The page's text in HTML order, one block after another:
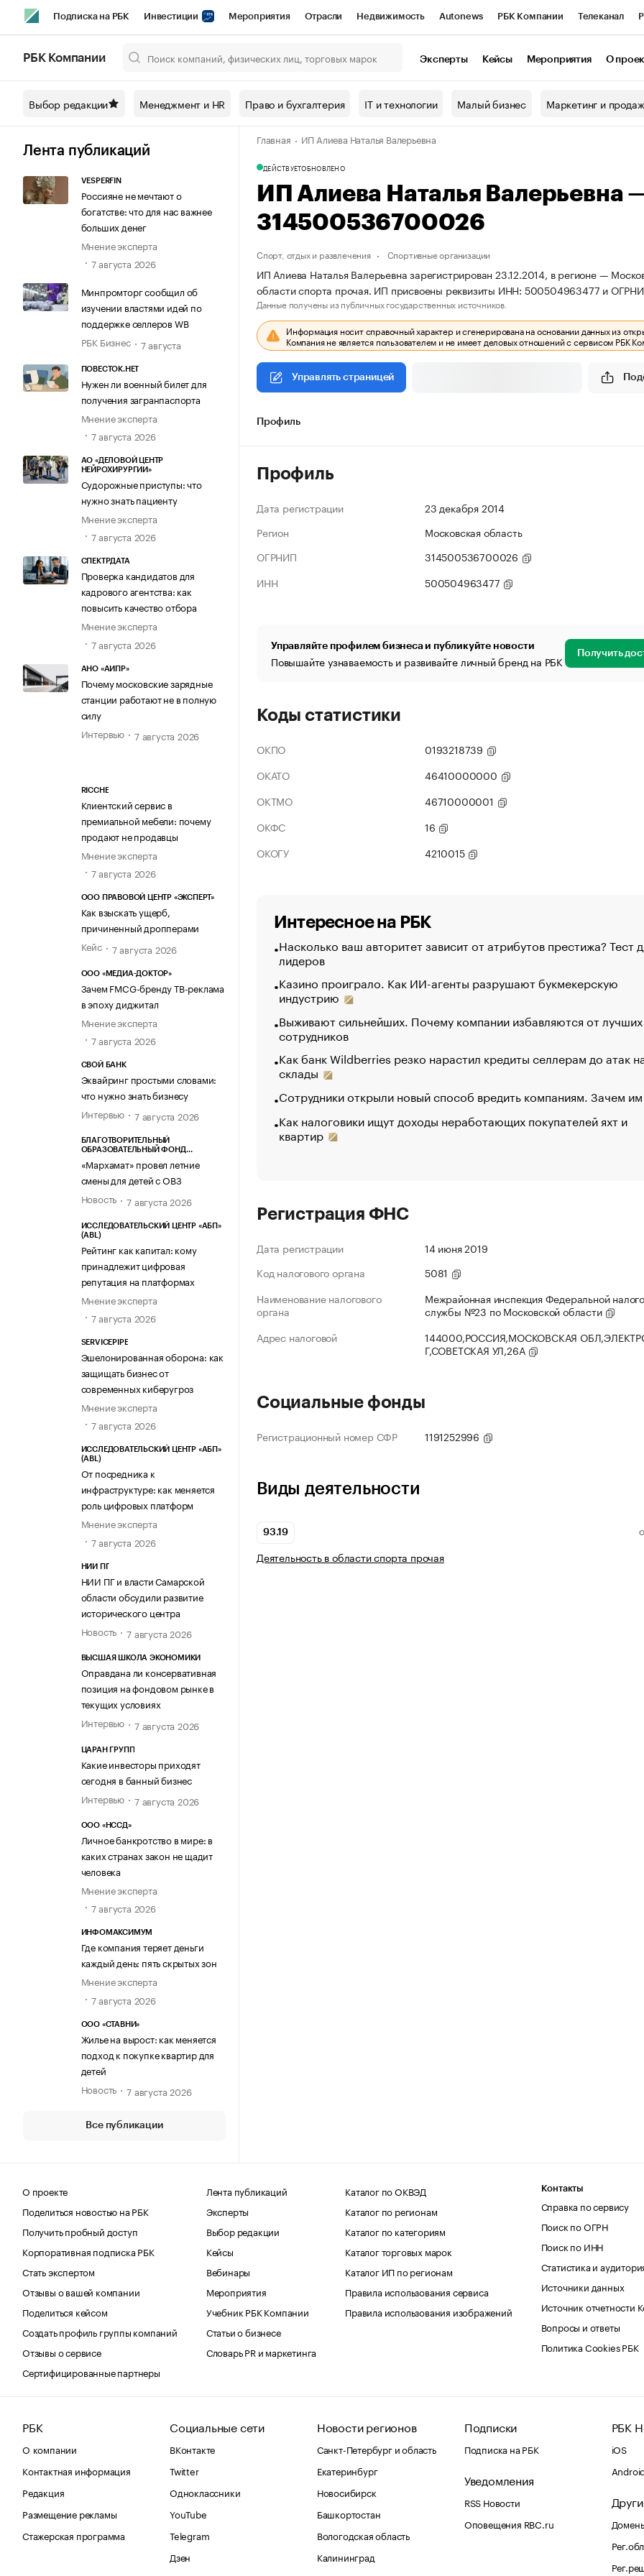
Подписка на РБК Инвестиции Мероприятия Отрасли Недвижимость Autonews РБК Компании Телеканал
Спецпроекты СПб Конференции СПб Спецпроекты Проверка контрагентов
Технологии и медиа Рынок наличной валюты
РБК Компании Эксперты Кейсы Мероприятия О
Выбор редакции Менеджмент и HR Право и бухгалтерия IT и технологии Малый бизнес Маркетинг и
Лента публикаций
VESPERFIN
Россияне не мечтают о
богатстве: что для нас важнее
больших денег
Мнение эксперта
7 августа 2026
Минпромторг сообщил об
изучении властями идей по
поддержке селлеров WB
РБК Бизнес
7 августа
ПОВЕСТОК.НЕТ
Нужен ли военный билет для
получения загранпаспорта
Мнение эксперта
7 августа 2026
АО «ДЕЛОВОЙ ЦЕНТР
НЕЙРОХИРУРГИИ»
Судорожные приступы: что
нужно знать пациенту
Мнение эксперта
7 августа 2026
СПЕКТРДАТА
Проверка кандидатов для
кадрового агентства: как
повысить качество отбора
Мнение эксперта
7 августа 2026
АНО «АИПР»
Почему московские зарядные
станции работают не в полную
силу
Интервью
7 августа 2026
RICCHE
Клиентский сервис в
премиальной мебели: почему
продают не продавцы
Мнение эксперта
7 августа 2026
ООО ПРАВОВОЙ ЦЕНТР «ЭКСПЕРТ»
Как взыскать ущерб,
причиненный дропперами
Кейс
7 августа 2026
ООО «МЕДИА-ДОКТОР»
Зачем FMCG-бренду ТВ-реклама
в эпоху диджитал
Мнение эксперта
7 августа 2026
СВОЙ БАНК
Эквайринг простыми словами:
что нужно знать бизнесу
Интервью
7 августа 2026
БЛАГОТВОРИТЕЛЬНЫЙ
ОБРАЗОВАТЕЛЬНЫЙ ФОНД
«Мархамат» провел летние
смены для детей с ОВЗ
Новость
7 августа 2026
ИССЛЕДОВАТЕЛЬСКИЙ ЦЕНТР «АБП»
(ABL)
Рейтинг как капитал: кому
принадлежит цифровая
репутация на платформах
Мнение эксперта
7 августа 2026
SERVICEPIPE
Эшелонированная оборона: как
защищать бизнес от
современных киберугроз
Мнение эксперта
7 августа 2026
ИССЛЕДОВАТЕЛЬСКИЙ ЦЕНТР «АБП»
(ABL)
От посредника к
инфраструктуре: как меняется
роль цифровых платформ
Мнение эксперта
7 августа 2026
НИИ ПГ
НИИ ПГ и власти Самарской
области обсудили развитие
исторического центра
Новость
7 августа 2026
ВЫСШАЯ ШКОЛА ЭКОНОМИКИ
Оправдана ли консервативная
позиция на фондовом рынке в
текущих условиях
Интервью
7 августа 2026
ЦАРАН ГРУПП
Какие инвесторы приходят
сегодня в банный бизнес
Интервью
7 августа 2026
ООО «НССД»
Личное банкротство в мире: в
каких странах закон не щадит
человека
Мнение эксперта
7 августа 2026
ИНФОМАКСИМУМ
Где компания теряет деньги
каждый день: пять скрытых зон
Мнение эксперта
7 августа 2026
ООО «СТАВНИ»
Жилье на вырост: как меняется
подход к покупке квартир для
детей
Новость
7 августа 2026
Все публикации
Главная ИП Алиева Наталья Валерьевна
ДЕЙСТВУЕТОБНОВЛЕНО
ИП Алиева Наталья
314500536700026
Спорт, отдых и развлечения Спортивные организации
ИП Алиева Наталья Валерьевна зарегистрирован 23.12.2014, в регионе —
области спорта прочая. ИП присвоены реквизиты ИНН: 500504963477 и
Данные получены из публичных государственных источников.
Информация носит справочный характер и сгенерирована на основании данных из
Компания не является пользователем и не имеет деловых отношений с сервисом РБК
Управлять страницей
Профиль
Профиль
Дата регистрации
23 декабря 2014
Регион
Московская область
ОГРНИП
314500536700026
ИНН
500504963477
Управляйте профилем бизнеса и публикуйте новости
Повышайте узнаваемость и развивайте личный бренд на РБК Получить
Коды статистики
ОКПО
0193218739
ОКАТО
46410000000
ОКТМО
46710000001
ОКФС
16
ОКОГУ
4210015
Интересное на РБК
Насколько ваш авторитет зависит от атрибутов престижа? Тест
лидеров
Казино проиграло. Как ИИ-агенты разрушают букмекерскую
индустрию
Выживают сильнейших. Почему компании избавляются от лучших
сотрудников
Как банк Wildberries резко нарастил кредиты селлерам до атак
склады
Сотрудники открыли новый способ вредить компаниям. Зачем
Как налоговики ищут доходы неработающих покупателей яхт и
квартир
Регистрация ФНС
Дата регистрации
14 июня 2019
Код налогового органа
5081
Наименование налогового
органа
Межрайонная инспекция Федеральной
службы №23 по Московской области
Адрес налоговой
144000,РОССИЯ,МОСКОВСКАЯ
Г,СОВЕТСКАЯ УЛ,26А
Социальные фонды
Регистрационный номер СФР 1191252996
Виды деятельности
93.19
Деятельность в области спорта прочая
О проекте
Поделиться новостью на РБК
Получить пробный доступ
Корпоративная подписка РБК
Стать экспертом
Отзывы о вашей компании
Поделиться кейсом
Создать профиль группы компаний
Отзывы о сервисе
Сертифицированные партнеры
Лента публикаций
Эксперты
Выбор редакции
Кейсы
Вебинары
Мероприятия
Учебник РБК Компании
Статьи о бизнесе
Словарь PR и маркетинга
Каталог по ОКВЭД
Каталог по регионам
Каталог по категориям
Каталог торговых марок
Каталог ИП по регионам
Правила использования сервиса
Правила использования изображений
Контакты
Справка по сервису
Поиск по ОГРН
Поиск по ИНН
Статистика и
Источники данных
Источник отчетности
Вопросы и ответы
Политика Cookies РБК
РБК
О компании
Контактная информация
Редакция
Размещение рекламы
Стажерская программа
Социальные сети
ВКонтакте
Twitter
Одноклассники
YouTube
Telegram
Дзен
Новости регионов
Санкт-Петербург и область
Екатеринбург
Новосибирск
Башкортостан
Вологодская область
Калининград
Подписки
Подписка на РБК
Уведомления
RSS Новости
Оповещения RBC.ru
РБК
iOS